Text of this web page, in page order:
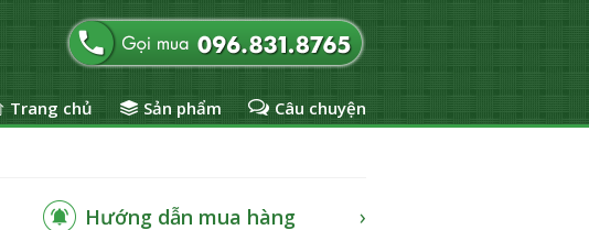
Trang chủ Sản phẩm Câu chuyện
Hướng dẫn mua hàng